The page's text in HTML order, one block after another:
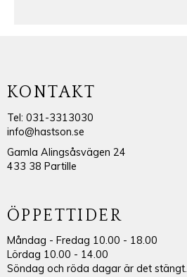
KONTAKT
Tel: 031-3313030
info@hastson.se
Gamla Alingsåsvägen 24
433 38 Partille
ÖPPETTIDER
Måndag - Fredag 10.00 - 18.00
Lördag 10.00 - 14.00
Söndag och röda dagar är det stängt.